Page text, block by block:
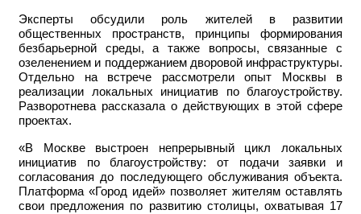
Эксперты обсудили роль жителей в развитии
общественных пространств, принципы формирования
безбарьерной среды, а также вопросы, связанные с
озеленением и поддержанием дворовой инфраструктуры.
Отдельно на встрече рассмотрели опыт Москвы в
реализации локальных инициатив по благоустройству.
Разворотнева рассказала о действующих в этой сфере
проектах.
«В Москве выстроен непрерывный цикл локальных
инициатив по благоустройству: от подачи заявки и
согласования до последующего обслуживания объекта.
Платформа «Город идей» позволяет жителям оставлять
свои предложения по развитию столицы, охватывая 17